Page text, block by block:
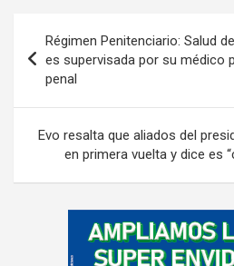
de
entradas
Régimen Penitenciario: Salud
es supervisada por su médico
penal
Evo resalta que aliados del
en primera vuelta y dice es